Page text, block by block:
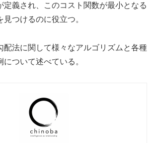
定義され、このコスト関数が最小となる
つけるのに役立つ。
配法に関して様々なアルゴリズムと各種
ついて述べている。